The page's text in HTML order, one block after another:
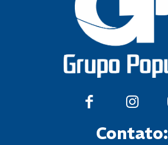
Contato: